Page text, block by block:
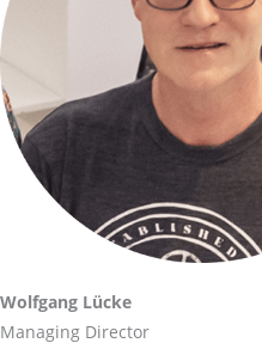
Wolfgang Lücke
Managing Director